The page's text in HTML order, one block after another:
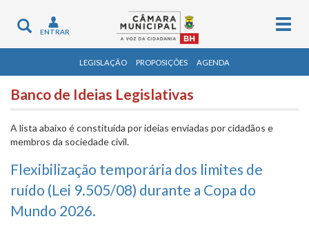
Toggle
navigation
ENTRAR
LEGISLAÇÃO PROPOSIÇÕES AGENDA
Banco de Ideias Legislativas
A lista abaixo é constituída por ideias enviadas por cidadãos e
membros da sociedade civil.
Flexibilização temporária dos limites de
ruído (Lei 9.505/08) durante a Copa do
Mundo 2026.